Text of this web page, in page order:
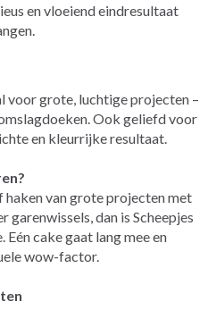
en vloeiend eindresultaat
voor grote, luchtige projecten –
Ook geliefd voor
en kleurrijke resultaat.
haken van grote projecten met
dan is Scheepjes
cake gaat lang mee en
wow-factor.